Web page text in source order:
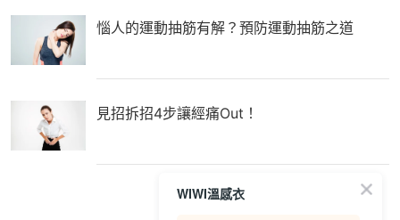
惱人的運動抽筋有解？預防運動抽筋之道
見招拆招4步讓經痛Out！
WIWI溫感衣